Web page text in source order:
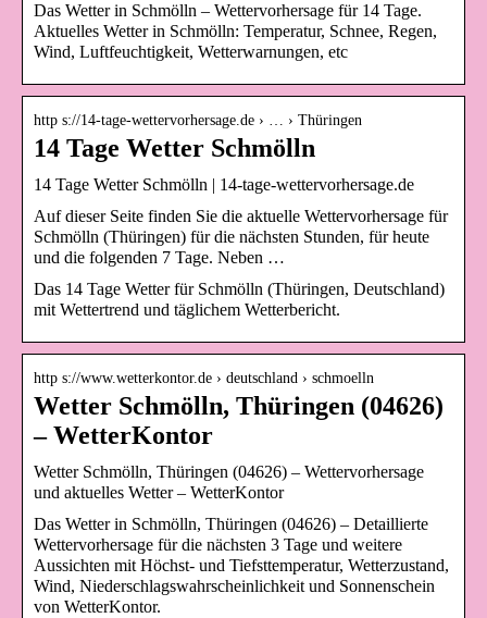
Das Wetter in Schmölln – Wettervorhersage für 14 Tage.
Aktuelles Wetter in Schmölln: Temperatur, Schnee, Regen,
Wind, Luftfeuchtigkeit, Wetterwarnungen, etc
http s://14-tage-wettervorhersage.de › … › Thüringen
14 Tage Wetter Schmölln
14 Tage Wetter Schmölln | 14-tage-wettervorhersage.de
Auf dieser Seite finden Sie die aktuelle Wettervorhersage für
Schmölln (Thüringen) für die nächsten Stunden, für heute
und die folgenden 7 Tage. Neben …
Das 14 Tage Wetter für Schmölln (Thüringen, Deutschland)
mit Wettertrend und täglichem Wetterbericht.
http s://www.wetterkontor.de › deutschland › schmoelln
Wetter Schmölln, Thüringen (04626)
– WetterKontor
Wetter Schmölln, Thüringen (04626) – Wettervorhersage
und aktuelles Wetter – WetterKontor
Das Wetter in Schmölln, Thüringen (04626) – Detaillierte
Wettervorhersage für die nächsten 3 Tage und weitere
Aussichten mit Höchst- und Tiefsttemperatur, Wetterzustand,
Wind, Niederschlagswahrscheinlichkeit und Sonnenschein
von WetterKontor.